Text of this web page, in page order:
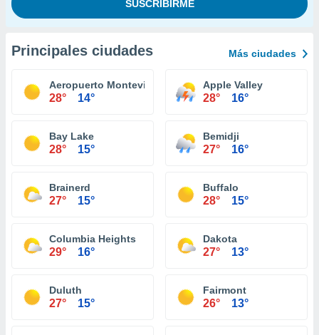
Principales ciudades Más ciudades
Aeropuerto Montevideo
28° 14°
Apple Valley
28° 16°
Bay Lake
28° 15°
Bemidji
27° 16°
Brainerd
27° 15°
Buffalo
28° 15°
Columbia Heights
29° 16°
Dakota
27° 13°
Duluth
27° 15°
Fairmont
26° 13°